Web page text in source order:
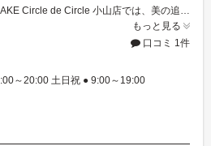
小山市駅東通りにあるHAIR MAKE Circle de Circle 小山店では、美の追求を基本テーマとし、お客様の声「もっとキレイにを」叶えるため美容スタッフの技術とサービスと人間性の向上を目指し、地域の皆様に愛され続ける美容室を目指したいと思います。
もっと見る
口コミ 1件
～20:00 土日祝 ● 9:00～19:00